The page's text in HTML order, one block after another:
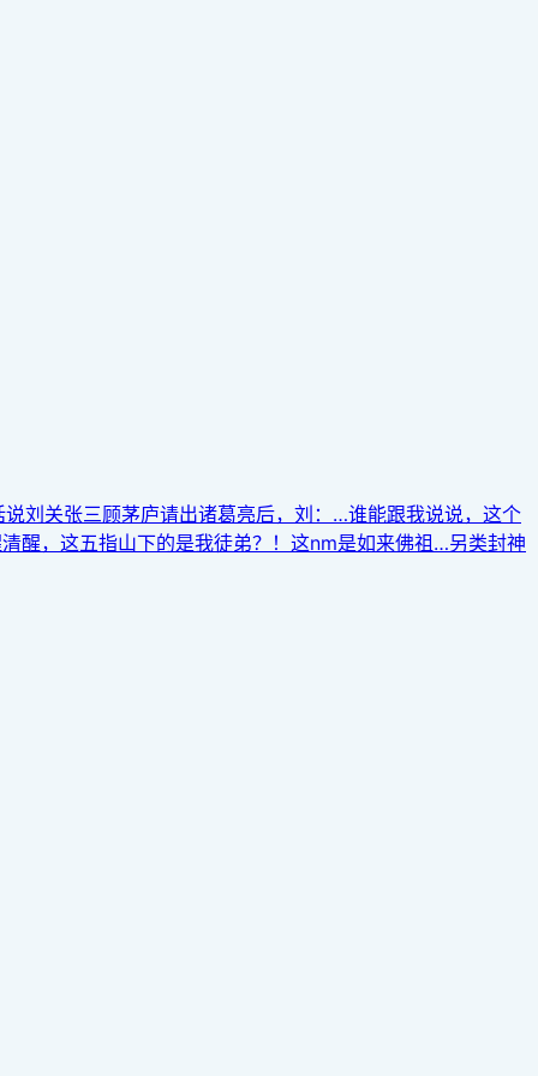
刘关张三顾茅庐请出诸葛亮后，刘：…谁能跟我说说，这个
醒，这五指山下的是我徒弟？！这nm是如来佛祖…另类封神